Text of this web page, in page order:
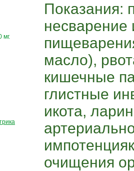
мг.
Показания:
несварение
масло),
кишечные
глистные
икота,
очищения